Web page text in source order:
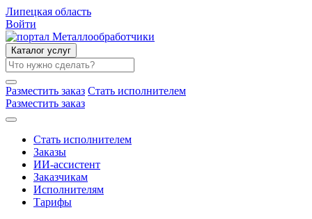
Липецкая область
Войти
Каталог услуг
Разместить заказ Стать исполнителем
Разместить заказ
Стать исполнителем
Заказы
ИИ-ассистент
Заказчикам
Исполнителям
Тарифы